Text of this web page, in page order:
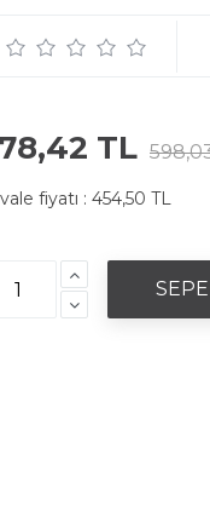
TL
fiyatı : 454,50 TL